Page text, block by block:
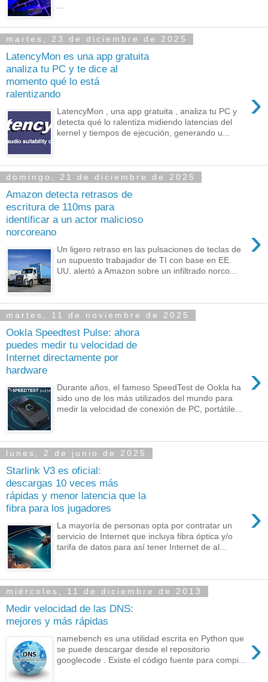
martes, 23 de diciembre de 2025
LatencyMon es una app gratuita
analiza tu PC y te dice al
momento qué lo está
ralentizando
›
LatencyMon , una app gratuita , analiza tu PC y
detecta qué lo ralentiza midiendo latencias del
kernel y tiempos de ejecución, generando u...
domingo, 21 de diciembre de 2025
Amazon detecta retrasos de
escritura de 110ms para
identificar a un actor malicioso
norcoreano
›
Un ligero retraso en las pulsaciones de teclas de
un supuesto trabajador de TI con base en EE.
UU. alertó a Amazon sobre un infiltrado norco...
martes, 11 de noviembre de 2025
Ookla Speedtest Pulse: ahora
puedes medir tu velocidad de
Internet directamente por
hardware
›
Durante años, el famoso SpeedTest de Ookla ha
sido uno de los más utilizados del mundo para
medir la velocidad de conexión de PC, portátile...
lunes, 2 de junio de 2025
Starlink V3 es oficial:
descargas 10 veces más
rápidas y menor latencia que la
fibra para los jugadores
›
La mayoría de personas opta por contratar un
servicio de Internet que incluya fibra óptica y/o
tarifa de datos para así tener Internet de al...
miércoles, 11 de diciembre de 2013
Medir velocidad de las DNS:
mejores y más rápidas
›
namebench es una utilidad escrita en Python que
se puede descargar desde el repositorio
googlecode . Existe el código fuente para compi...